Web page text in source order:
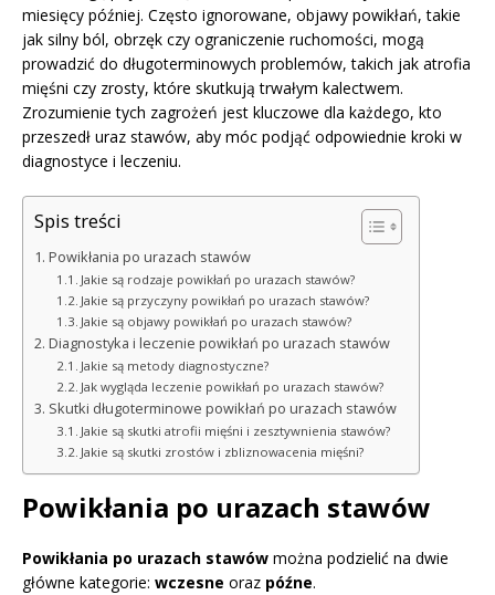
miesięcy później. Często ignorowane, objawy powikłań, takie
jak silny ból, obrzęk czy ograniczenie ruchomości, mogą
prowadzić do długoterminowych problemów, takich jak atrofia
mięśni czy zrosty, które skutkują trwałym kalectwem.
Zrozumienie tych zagrożeń jest kluczowe dla każdego, kto
przeszedł uraz stawów, aby móc podjąć odpowiednie kroki w
diagnostyce i leczeniu.
Spis treści
Powikłania po urazach stawów
Jakie są rodzaje powikłań po urazach stawów?
Jakie są przyczyny powikłań po urazach stawów?
Jakie są objawy powikłań po urazach stawów?
Diagnostyka i leczenie powikłań po urazach stawów
Jakie są metody diagnostyczne?
Jak wygląda leczenie powikłań po urazach stawów?
Skutki długoterminowe powikłań po urazach stawów
Jakie są skutki atrofii mięśni i zesztywnienia stawów?
Jakie są skutki zrostów i zbliznowacenia mięśni?
Powikłania po urazach stawów
Powikłania po urazach stawów można podzielić na dwie
główne kategorie: wczesne oraz późne.